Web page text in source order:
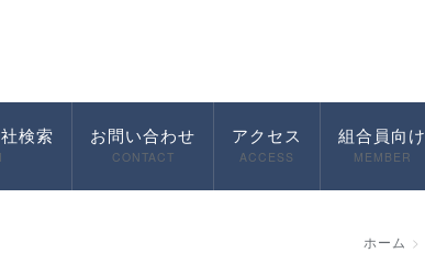
検索 お問い合わせ
CONTACT
アクセス
ACCESS
組合員向け
MEMBER
ホーム